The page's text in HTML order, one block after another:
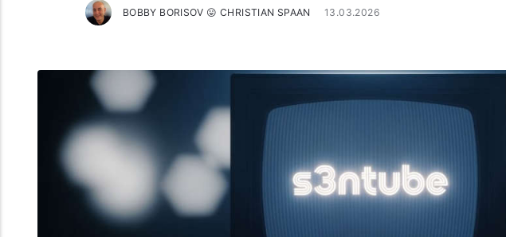
BOBBY BORISOV 😛 CHRISTIAN SPAAN 13.03.2026